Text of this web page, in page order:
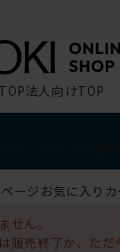
法人向けTOP
ージ お気に入り
せん。
販売終了か、ただ